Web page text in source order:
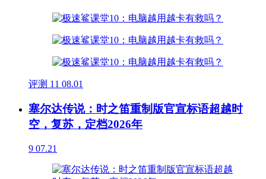
评测 11 08.01
塞尔达传说：时之笛重制版官宣标语超越时
空，复苏，定档2026年
9 07.21